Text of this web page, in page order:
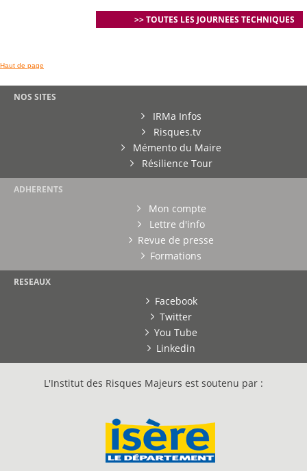
>> TOUTES LES JOURNEES TECHNIQUES
Haut de page
NOS SITES
IRMa Infos
Risques.tv
Mémento du Maire
Résilience Tour
ADHERENTS
Mon compte
Lettre d'info
Revue de presse
Formations
RESEAUX
Facebook
Twitter
You Tube
Linkedin
L'Institut des Risques Majeurs est soutenu par :